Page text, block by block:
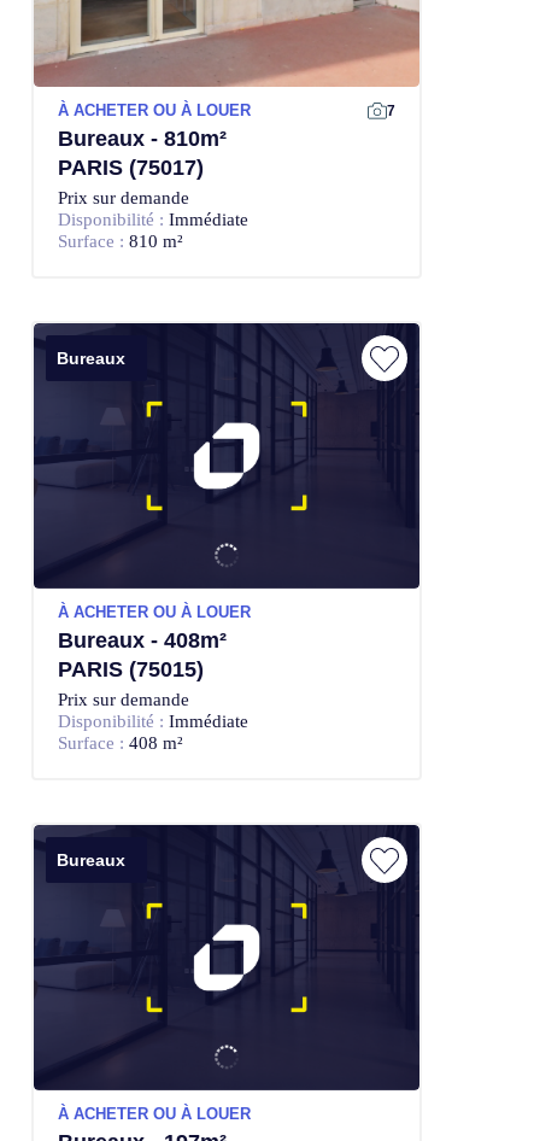
À ACHETER OU À LOUER 7
Bureaux - 810m²
PARIS (75017)
Prix sur demande
Disponibilité : Immédiate
Surface : 810 m²
Bureaux
À ACHETER OU À LOUER
Bureaux - 408m²
PARIS (75015)
Prix sur demande
Disponibilité : Immédiate
Surface : 408 m²
Bureaux
À ACHETER OU À LOUER